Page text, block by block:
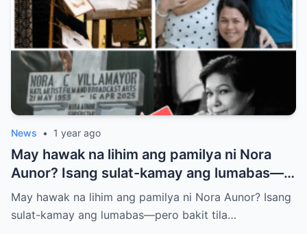
News • 1 year ago
May hawak na lihim ang pamilya ni Nora
Aunor? Isang sulat-kamay ang lumabas—
pero bakit tila ayaw nilang ipaalam sa
publiko ang nilalaman? Ano ba ang tunay
May hawak na lihim ang pamilya ni Nora Aunor? Isang
sulat-kamay ang lumabas—pero bakit tila…